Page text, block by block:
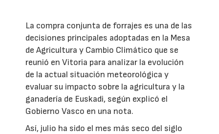
La compra conjunta de forrajes es una de las
decisiones principales adoptadas en la Mesa
de Agricultura y Cambio Climático que se
reunió en Vitoria para analizar la evolución
de la actual situación meteorológica y
evaluar su impacto sobre la agricultura y la
ganadería de Euskadi, según explicó el
Gobierno Vasco en una nota.
Así, julio ha sido el mes más seco del siglo